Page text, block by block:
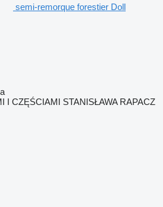
semi-remorque forestier Doll
I CZĘŚCIAMI STANISŁAWA RAPACZ